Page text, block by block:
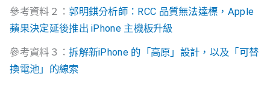
參考資料２：郭明錤分析師：RCC 品質無法達標，Apple
蘋果決定延後推出 iPhone 主機板升級
參考資料３：拆解新iPhone 的「高原」設計，以及「可替
換電池」的線索